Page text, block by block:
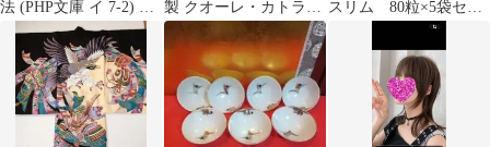
法 (PHP文庫 イ 7-2) 井
上 富雄_02
製 クオーレ・カトラリ
ー15本セット
スリム 80粒×5袋セッ
ト ✨期限切迫の為お
値打ち価格❣️